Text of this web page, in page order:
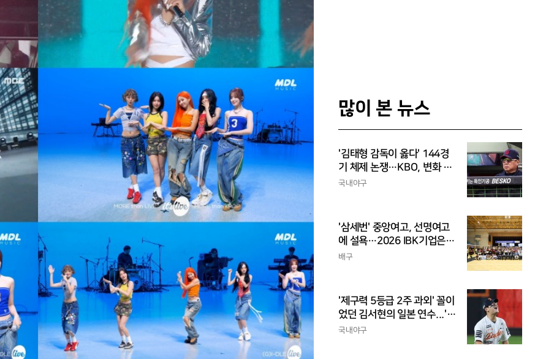
많이 본 뉴스
'김태형 감독이 옳다' 144경
기 체제 논쟁…KBO, 변화 고
민해야, 환경에 맞는 경기 수
국내야구
'삼세번' 중앙여고, 선명여고
에 설욕…2026 IBK기업은행
배 전국중고배구대회 우승
배구
'제구력 5등급 2주 과외' 꼴이
었던 김서현의 일본 연수...'종
합검진표'에 불과
국내야구